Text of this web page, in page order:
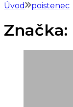
Úvod
poistenec
Značka: